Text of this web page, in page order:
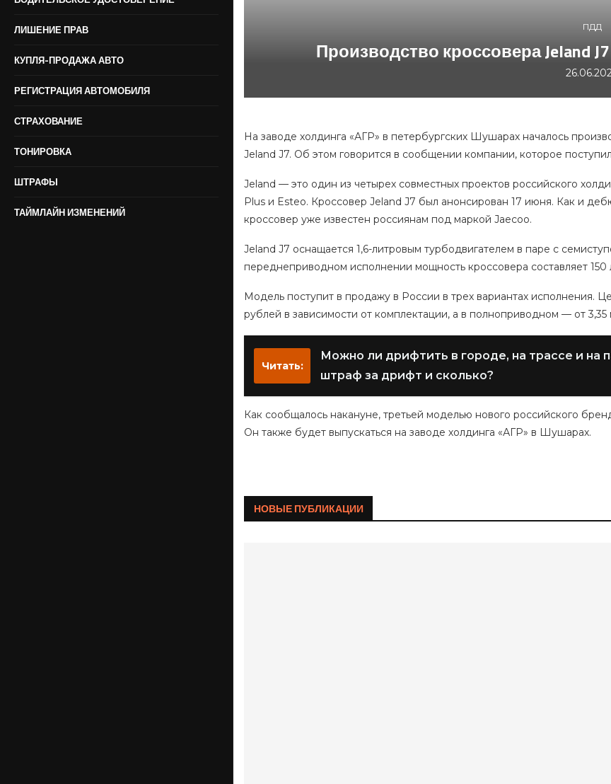
ЛИШЕНИЕ ПРАВ
КУПЛЯ-ПРОДАЖА АВТО
РЕГИСТРАЦИЯ АВТОМОБИЛЯ
СТРАХОВАНИЕ
ТОНИРОВКА
ШТРАФЫ
ТАЙМЛАЙН ИЗМЕНЕНИЙ
ПДД
Производство кроссовера Jeland
На заводе холдинга «АГР» в петербургских Шушарах началось
Jeland J7. Об этом говорится в сообщении компании, которое
Jeland — это один из четырех совместных проектов российского
Plus и Esteo. Кроссовер Jeland J7 был анонсирован 17 июня. Как и
кроссовер уже известен россиянам под маркой Jaecoo.
Jeland J7 оснащается 1,6-литровым турбодвигателем в паре с
переднеприводном исполнении мощность кроссовера составляет
Модель поступит в продажу в России в трех вариантах исполнения.
рублей в зависимости от комплектации, а в полноприводном — от 3,35
Читать:
Можно ли дрифтить в городе, на трассе и на
штраф за дрифт и сколько?
Как сообщалось накануне, третьей моделью нового российского
Он также будет выпускаться на заводе холдинга «АГР» в Шушарах.
НОВЫЕ ПУБЛИКАЦИИ